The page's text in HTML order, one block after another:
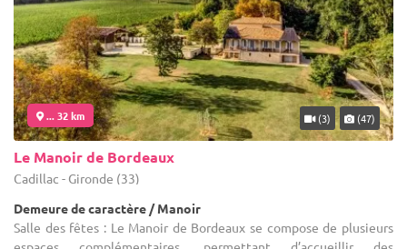
... 32 km (3) (47)
Le Manoir de Bordeaux
Cadillac - Gironde (33)
Demeure de caractère / Manoir
Salle des fêtes : Le Manoir de Bordeaux se compose de plusieurs